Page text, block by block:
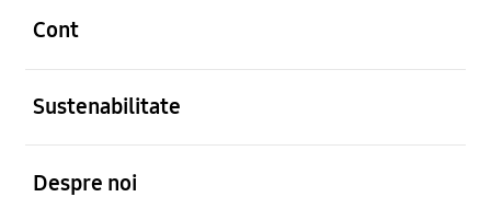
Cont
Sustenabilitate
Despre noi